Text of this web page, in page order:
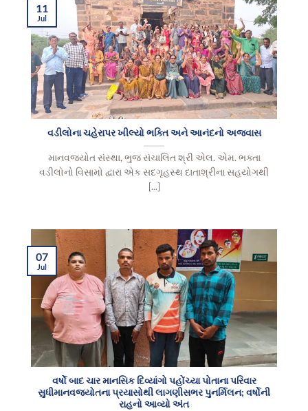
વડીલોના ચહેરાપર ખીલ્યો ભક્તિ અને આનંદનો અજવાસ
માનવજ્યોત સંસ્થા, ભુજ સંચાલિત શ્રી એલ. એમ. ભક્તા
વડીલોનો વિસામો દ્વારા એક સદગૃહસ્થ દાતાશ્રીના સહયોગથી
[...]
11
Jul
વર્ષો બાદ ચાર માનસિક દિવ્યાંગો પહોંચ્યા પોતાના પરિવાર
સુધીમાનવજ્યોતના પ્રયાસોથી લાગણીસભર પુનર્મિલન; વર્ષોની
રાહનો આવ્યો અંત
07
Jul